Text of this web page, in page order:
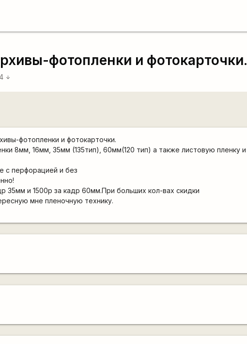
фотопленки и фотокарточки.
arrow_downward
фотопленки и фотокарточки.
8мм, 16мм, 35мм (135тип), 60мм(120 тип) а также листовую пленку и
с перфорацией и без
35мм и 1500р за кадр 60мм.При больших кол-вах скидки
мне пленочную технику.